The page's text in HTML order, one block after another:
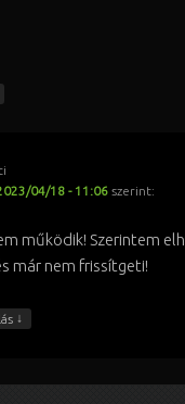
04/18 - 11:06 szerint:
működik! Szerintem
már nem frissítgeti!
↓